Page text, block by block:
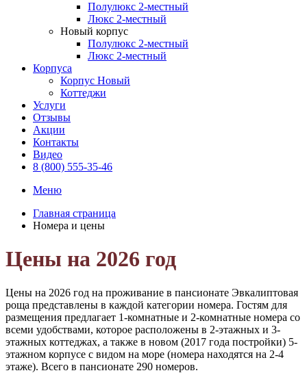
Полулюкс 2-местный
Люкс 2-местный
Новый корпус
Полулюкс 2-местный
Люкс 2-местный
Корпуса
Корпус Новый
Коттеджи
Услуги
Отзывы
Акции
Контакты
Видео
8 (800) 555-35-46
Меню
Главная страница
Номера и цены
Цены на 2026 год
Цены на 2026 год на проживание в пансионате Эвкалиптовая
роща представлены в каждой категории номера. Гостям для
размещения предлагает 1-комнатные и 2-комнатные номера со
всеми удобствами, которое расположены в 2-этажных и 3-
этажных коттеджах, а также в новом (2017 года постройки) 5-
этажном корпусе с видом на море (номера находятся на 2-4
этаже). Всего в пансионате 290 номеров.